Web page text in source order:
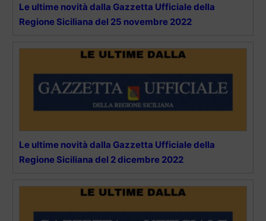
Le ultime novità dalla Gazzetta Ufficiale della
Regione Siciliana del 25 novembre 2022
Le ultime novità dalla Gazzetta Ufficiale della
Regione Siciliana del 2 dicembre 2022